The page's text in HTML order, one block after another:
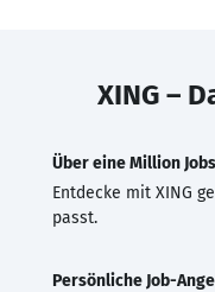
XING –
Über eine Million Jobs
Entdecke mit XING
passt.
Persönliche Job-